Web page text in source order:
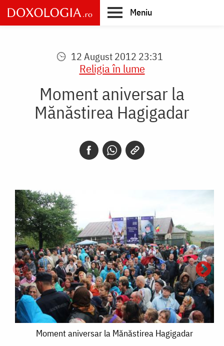
Skip
to
main
Meniu
12 August 2012 23:31
Religia în lume
Moment aniversar la
Mănăstirea Hagigadar
MomentMoment aniversar la Mănăstirea Hagigadar